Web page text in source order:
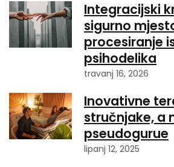
Integracijski
sigurno
procesiranje
psihodelika
travanj 16, 2026
Inovativne
stručnjake, a
pseudogurue
lipanj 12, 2025